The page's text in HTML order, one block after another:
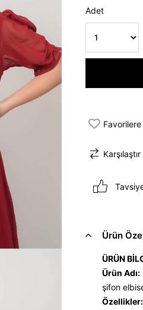
Adet
Favorilere
Karşılaştır
Ürün
ÜRÜN
Ürün Adı:
şifon
Özellikler: